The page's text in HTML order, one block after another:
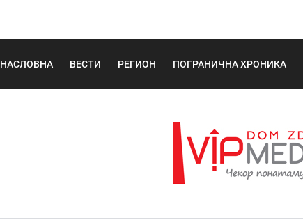
НАСЛОВНА ВЕСТИ РЕГИОН ПОГРАНИЧНА ХРОНИКА